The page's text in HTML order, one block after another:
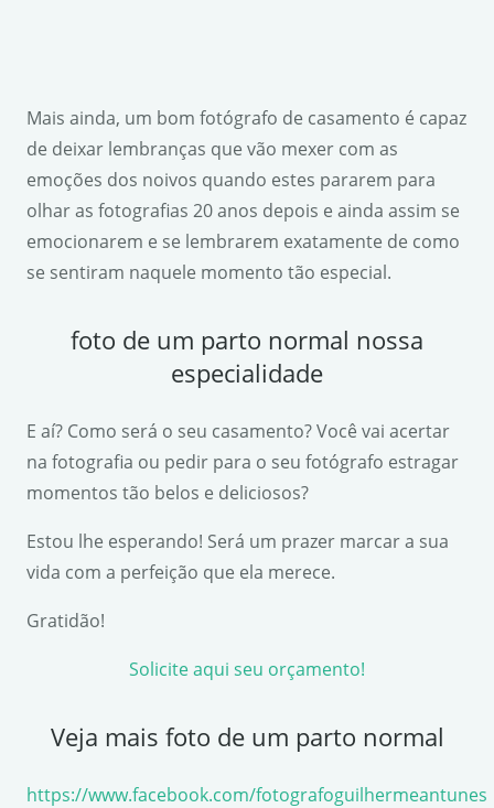
Mais ainda, um bom fotógrafo de casamento é capaz
de deixar lembranças que vão mexer com as
emoções dos noivos quando estes pararem para
olhar as fotografias 20 anos depois e ainda assim se
emocionarem e se lembrarem exatamente de como
se sentiram naquele momento tão especial.
foto de um parto normal nossa
especialidade
E aí? Como será o seu casamento? Você vai acertar
na fotografia ou pedir para o seu fotógrafo estragar
momentos tão belos e deliciosos?
Estou lhe esperando! Será um prazer marcar a sua
vida com a perfeição que ela merece.
Gratidão!
Solicite aqui seu orçamento!
Veja mais foto de um parto normal
https://www.facebook.com/fotografoguilhermeantunes